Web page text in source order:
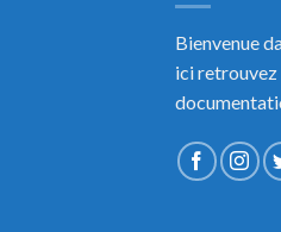
Bienvenue
ici retrouvez